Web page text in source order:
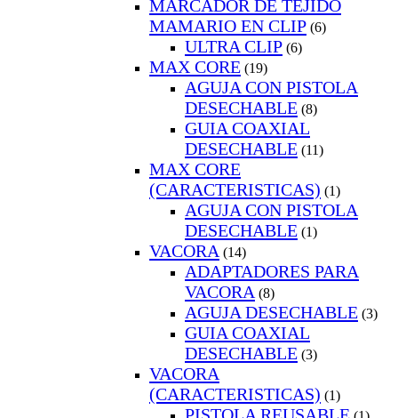
MARCADOR DE TEJIDO
MAMARIO EN CLIP (6)
ULTRA CLIP (6)
MAX CORE (19)
AGUJA CON PISTOLA
DESECHABLE (8)
GUIA COAXIAL
DESECHABLE (11)
MAX CORE
(CARACTERISTICAS) (1)
AGUJA CON PISTOLA
DESECHABLE (1)
VACORA (14)
ADAPTADORES PARA
VACORA (8)
AGUJA DESECHABLE (3)
GUIA COAXIAL
DESECHABLE (3)
VACORA
(CARACTERISTICAS) (1)